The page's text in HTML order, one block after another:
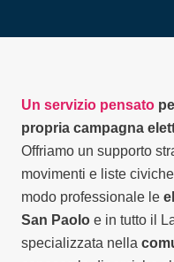
Un servizio pensato
propria campagna
Offriamo un supporto
movimenti e liste
modo professionale le
San Paolo e in tutto il
specializzata nella